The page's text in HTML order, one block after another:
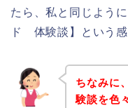
たら、私と同じよう
ド 体験談】という
ちなみに
験談を色